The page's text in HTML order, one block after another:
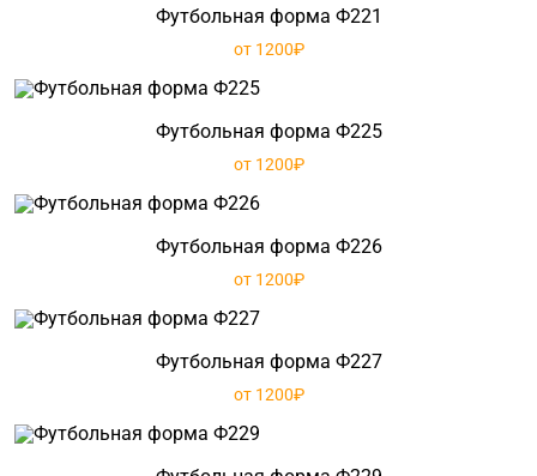
Футбольная форма Ф221
от 1200₽
Футбольная форма Ф225
от 1200₽
Футбольная форма Ф226
от 1200₽
Футбольная форма Ф227
от 1200₽